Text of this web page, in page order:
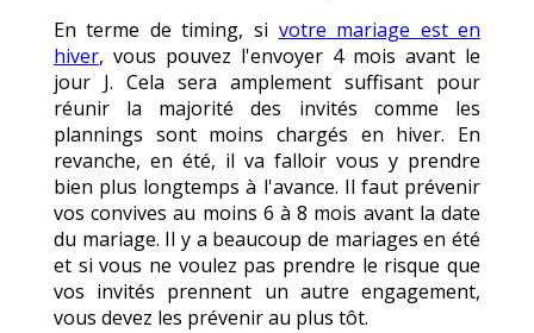
En terme de timing, si votre mariage est en
hiver, vous pouvez l'envoyer 4 mois avant le
jour J. Cela sera amplement suffisant pour
réunir la majorité des invités comme les
plannings sont moins chargés en hiver. En
revanche, en été, il va falloir vous y prendre
bien plus longtemps à l'avance. Il faut prévenir
vos convives au moins 6 à 8 mois avant la date
du mariage. Il y a beaucoup de mariages en été
et si vous ne voulez pas prendre le risque que
vos invités prennent un autre engagement,
vous devez les prévenir au plus tôt.